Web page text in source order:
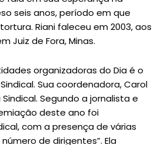
seis anos, período em que
Riani faleceu em 2003, aos
Juiz de Fora, Minas.
organizadoras do Dia é o
Sua coordenadora, Carol
Segundo a jornalista e
deste ano foi
com a presença de várias
de dirigentes”. Ela